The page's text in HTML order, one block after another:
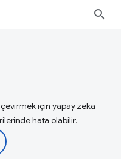
için yapay zeka
hata olabilir.